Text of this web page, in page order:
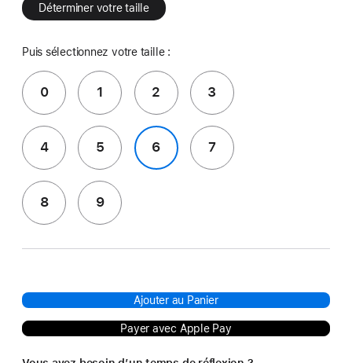
Déterminer votre taille
Puis sélectionnez votre taille :
0 1 2 3
4 5 6 7
8 9
Ajouter au Panier
Payer avec Apple Pay